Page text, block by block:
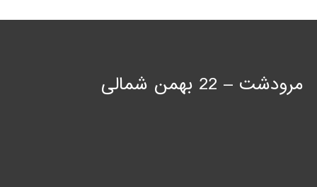
مرودشت – 22 بهمن شمالی